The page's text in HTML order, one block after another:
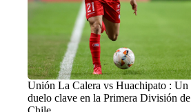
Unión La Calera vs Huachipato : Un
duelo clave en la Primera División de